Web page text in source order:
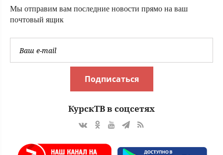
Мы отправим вам последние новости прямо на ваш
почтовый ящик
Подписаться
КурскТВ в соцсетях